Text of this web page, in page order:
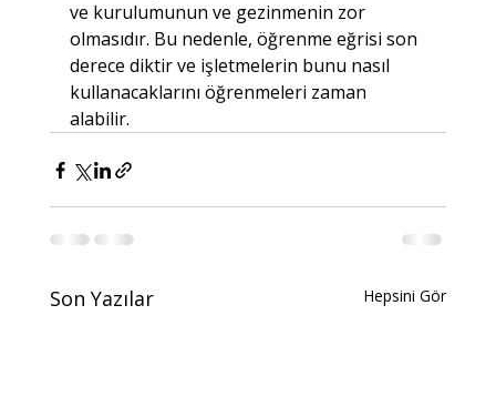
ve kurulumunun ve gezinmenin zor
olmasıdır. Bu nedenle, öğrenme eğrisi son
derece diktir ve işletmelerin bunu nasıl
kullanacaklarını öğrenmeleri zaman
alabilir.
Son Yazılar Hepsini Gör